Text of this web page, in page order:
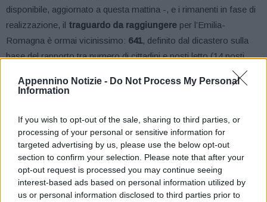
Appennino Notizie - Do Not Process My Personal
Information
If you wish to opt-out of the sale, sharing to third parties, or
processing of your personal or sensitive information for
targeted advertising by us, please use the below opt-out
section to confirm your selection. Please note that after your
opt-out request is processed you may continue seeing
interest-based ads based on personal information utilized by
us or personal information disclosed to third parties prior to
disponibile, aggiornato a questa mattina -, e i rimanenti in fase di
realizzazione, il traguardo da raggiungere per l’Emilia-
Romagna è ormai vicinissimo: 641, definito dal dicastero sulla
base del rapporto tra numero di cittadini e posti letto (14 posti
pazienti Covid ricoverati a
ieri in Emilia-Romagna in terapia intensiva, 61 in totale, risulta
Anche rispetto all’impiego dei ventilatori polmonari,l’Emilia-
Romagna non li ha lasciati inutilizzati, al contrario hausato il
100% della strumentazione
Dei 634 posti totali, 301 sono quelli di terapia intensiva già